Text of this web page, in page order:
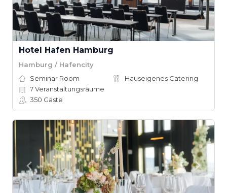
Hotel Hafen Hamburg
Hamburg / Hafencity
Seminar Room
Hauseigenes Catering
7Veranstaltungsräume
350 Gäste